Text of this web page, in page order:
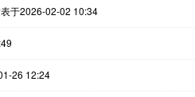
于2026-02-02 10:34
26 12:24